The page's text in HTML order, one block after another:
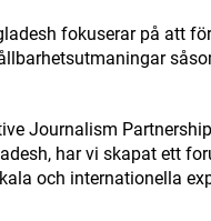
fokuserar på att
Journalism
har vi skapat ett
och internationella